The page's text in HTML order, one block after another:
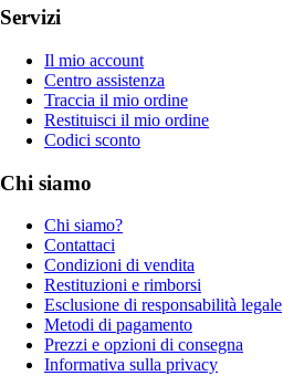
Servizi
Il mio account
Centro assistenza
Traccia il mio ordine
Restituisci il mio ordine
Codici sconto
Chi siamo
Chi siamo?
Contattaci
Condizioni di vendita
Restituzioni e rimborsi
Esclusione di responsabilità legale
Metodi di pagamento
Prezzi e opzioni di consegna
Informativa sulla privacy